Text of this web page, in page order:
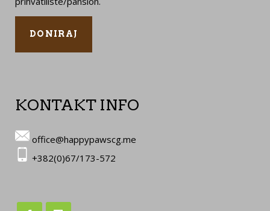
DONIRAJ
KONTAKT INFO
office@happypawscg.me
+382(0)67/173-572